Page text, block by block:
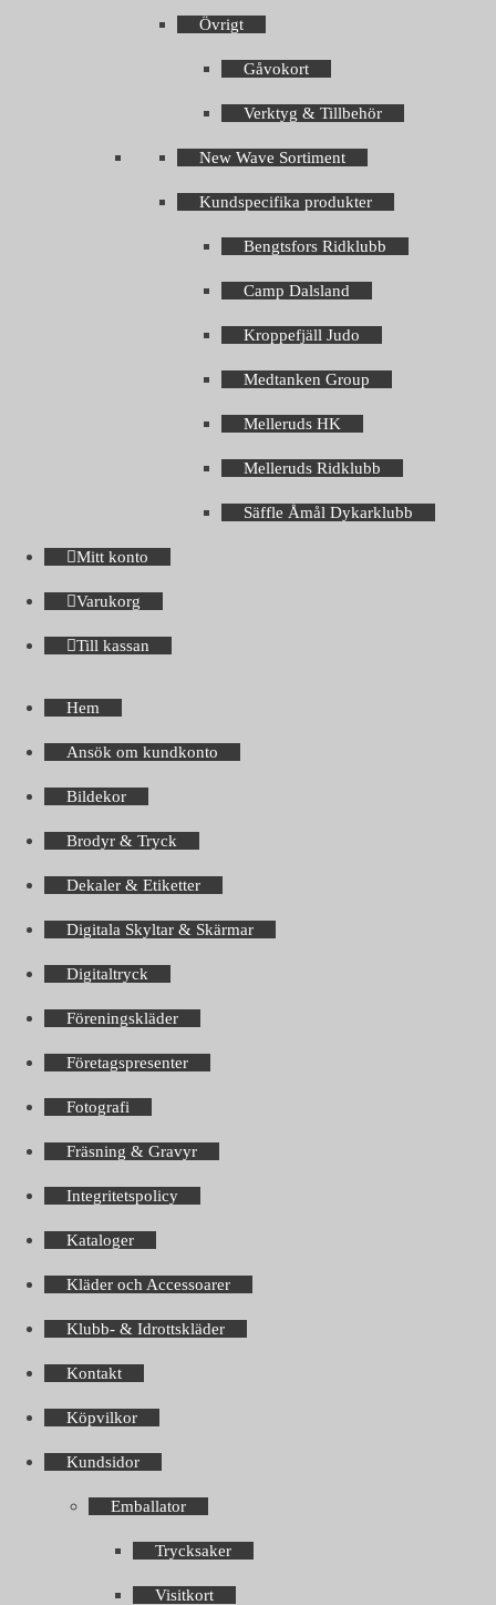
Övrigt
Gåvokort
Verktyg & Tillbehör
New Wave Sortiment
Kundspecifika produkter
Bengtsfors Ridklubb
Camp Dalsland
Kroppefjäll Judo
Medtanken Group
Melleruds HK
Melleruds Ridklubb
Säffle Åmål Dykarklubb
Mitt konto
Varukorg
Till kassan
Hem
Ansök om kundkonto
Bildekor
Brodyr & Tryck
Dekaler & Etiketter
Digitala Skyltar & Skärmar
Digitaltryck
Föreningskläder
Företagspresenter
Fotografi
Fräsning & Gravyr
Integritetspolicy
Kataloger
Kläder och Accessoarer
Klubb- & Idrottskläder
Kontakt
Köpvilkor
Kundsidor
Emballator
Trycksaker
Visitkort